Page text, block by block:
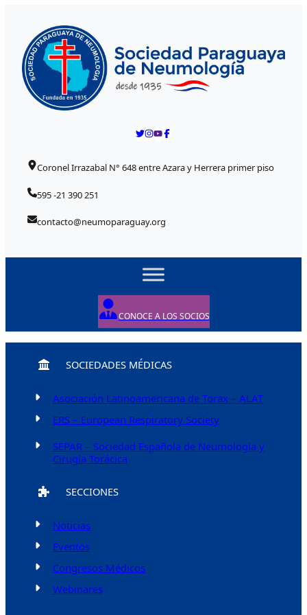
Coronel Irrazabal N° 648 entre Azara y Herrera primer piso
595 -21 390 251
contacto@neumoparaguay.org
CONOCE A LOS SOCIOS
SOCIEDADES MÉDICAS
Asociación Latinoamericana de Torax – ALAT
ERS – European Respiratory Society
SEPAR – Sociedad Española de Neumología y
Cirugía Torácica
SECCIONES
Noticias
Eventos
Congresos Médicos
Webinares